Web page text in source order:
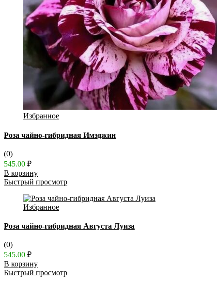
Избранное
Роза чайно-гибридная Имэджин
(0)
545.00 ₽
В корзину
Быстрый просмотр
Избранное
Роза чайно-гибридная Августа Луиза
(0)
545.00 ₽
В корзину
Быстрый просмотр